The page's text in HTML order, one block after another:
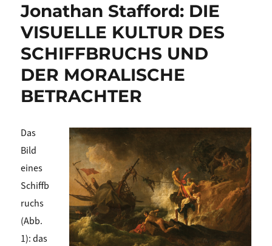
Jonathan Stafford: DIE
VISUELLE KULTUR DES
SCHIFFBRUCHS UND
DER MORALISCHE
BETRACHTER
Das
Bild
eines
Schiffb
ruchs
(Abb.
1): das